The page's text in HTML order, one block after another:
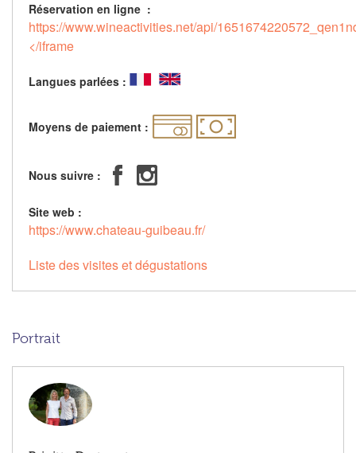
Réservation en ligne :
https://www.wineactivities.net/api/
</iframe
Langues parlées :
Moyens de paiement :
Nous suivre :
Site web :
https://www.chateau-guibeau.fr/
Liste des visites et dégustations
Portrait